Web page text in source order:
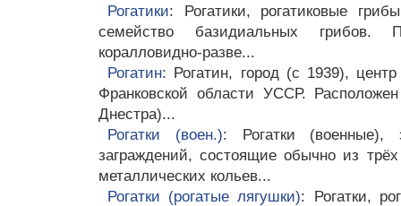
Рогатики: Рогатики, рогатиковые
семейство базидиальных грибов.
коралловидно-разве...
Рогатин: Рогатин, город (с 1939),
Франковской области УССР.
Днестра)...
Рогатки (воен.): Рогатки (военные),
заграждений, состоящие обычно из
металлических кольев...
Рогатки (рогатые лягушки): Рогатки,